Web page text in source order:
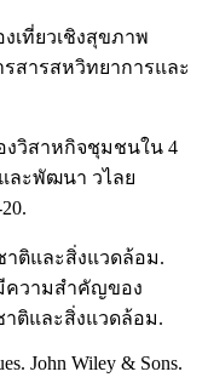
เที่ยวเชิงสุขภาพ
สารสหวิทยาการและ
งวิสาหกิจชุมชนใน 4
ละพัฒนา วไลย
ติและสิ่งแวดล้อม.
ความสำคัญของ
าติและสิ่งแวดล้อม.
John Wiley & Sons.